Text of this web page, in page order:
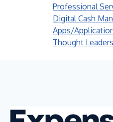
Professional
Digital Cash
Apps/
Thought